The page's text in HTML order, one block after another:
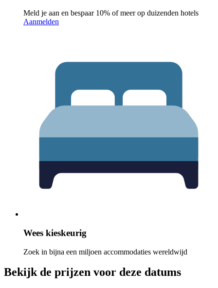
Meld je aan en bespaar 10% of meer op duizenden hotels
Aanmelden
Wees kieskeurig
Zoek in bijna een miljoen accommodaties wereldwijd
Bekijk de prijzen voor deze datums